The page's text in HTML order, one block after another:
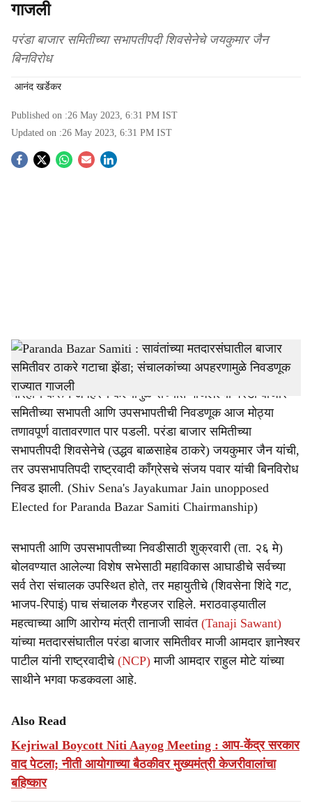
गाजली
परंडा बाजार समितीच्या सभापतीपदी शिवसेनेचे जयकुमार जैन
बिनविरोध
आनंद खर्डेकर
Published on :26 May 2023, 6:31 PM IST
Updated on :26 May 2023, 6:31 PM IST
S
h
a
r
e
Paranda Bazar Samiti Sabhapati Election-Sarkarnama
Paranda Bazar Samiti : महाविकास आघाडीच्या संचालकांना
मारहाण करून अपहरण केल्यामुळे राज्यात गाजलेल्या परंडा बाजार
समितीच्या सभापती आणि उपसभापतीची निवडणूक आज मोठ्या
तणावपूर्ण वातावरणात पार पडली. परंडा बाजार समितीच्या
सभापतीपदी शिवसेनेचे (उद्धव बाळसाहेब ठाकरे) जयकुमार जैन यांची,
तर उपसभापतिपदी राष्ट्रवादी काँग्रेसचे संजय पवार यांची बिनविरोध
निवड झाली. (Shiv Sena's Jayakumar Jain unopposed
Elected for Paranda Bazar Samiti Chairmanship)
सभापती आणि उपसभापतीच्या निवडीसाठी शुक्रवारी (ता. २६ मे)
बोलवण्यात आलेल्या विशेष सभेसाठी महाविकास आघाडीचे सर्वच्या
सर्व तेरा संचालक उपस्थित होते, तर महायुतीचे (शिवसेना शिंदे गट,
भाजप-रिपाइं) पाच संचालक गैरहजर राहिले. मराठवाड्यातील
महत्वाच्या आणि आरोग्य मंत्री तानाजी सावंत (Tanaji Sawant)
यांच्या मतदारसंघातील परंडा बाजार समितीवर माजी आमदार ज्ञानेश्वर
पाटील यांनी राष्ट्रवादीचे (NCP)माजी आमदार राहुल मोटे यांच्या
साथीने भगवा फडकवला आहे.
Also Read
Kejriwal Boycott Niti Aayog Meeting : आप-केंद्र सरकार
वाद पेटला; नीती आयोगाच्या बैठकीवर मुख्यमंत्री केजरीवालांचा
बहिष्कार